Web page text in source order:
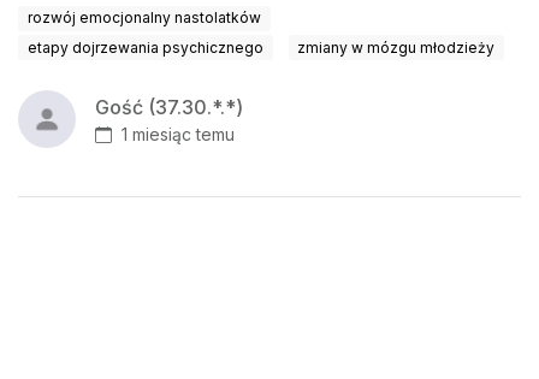
rozwój emocjonalny nastolatków
etapy dojrzewania psychicznego
zmiany w mózgu młodzieży
Gość (37.30.*.*)
1 miesiąc temu